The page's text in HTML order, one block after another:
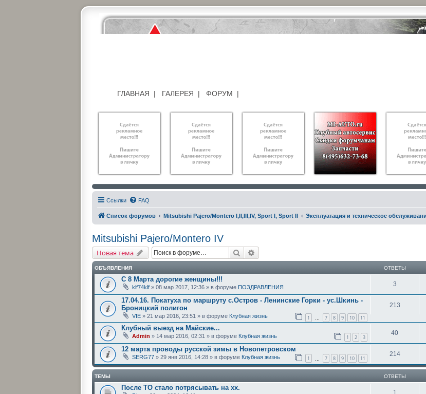
ГЛАВНАЯ | ГАЛЕРЕЯ | ФОРУМ |
Ссылки FAQ
Список форумов Mitsubishi Pajero/Montero I,II,III,IV, Sport I, Sport II Эксплуатация и техническое
Mitsubishi Pajero/Montero IV
Новая тема Поиск
ОБЪЯВЛЕНИЯ ОТВЕТЫ
С 8 Марта дорогие женщины!!!
klf74klf » 08 мар 2017, 12:36 » в форуме ПОЗДРАВЛЕНИЯ 3
17.04.16. Покатуха по маршруту с.Остров - Ленинские Горки - ус.Шкинь -
Броницкий полигон
VIE » 21 мар 2016, 23:51 » в форуме Клубная жизнь 1 … 7 8 9 10 11
213
Клубный выезд на Майские...
Admin » 14 мар 2016, 02:31 » в форуме Клубная жизнь 1 2 3
40
12 марта проводы русской зимы в Новопетровском
SERG77 » 29 янв 2016, 14:28 » в форуме Клубная жизнь 1 7 8 9 10 11
214
ТЕМЫ ОТВЕТЫ
После ТО стало потрясывать на хх.
1